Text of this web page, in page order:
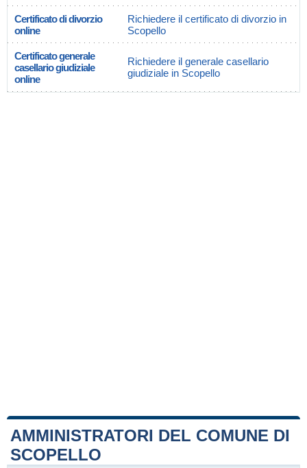
Certificato di divorzio
online
Richiedere il certificato di divorzio in
Scopello
Certificato generale
casellario giudiziale
online
Richiedere il generale casellario
giudiziale in Scopello
AMMINISTRATORI DEL COMUNE DI
SCOPELLO